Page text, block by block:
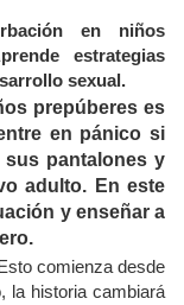
i
o
en niños
estrategias
sexual.
prepúberes es
en pánico si
pantalones y
adulto. En este
y enseñar a
comienza desde
la historia cambiará